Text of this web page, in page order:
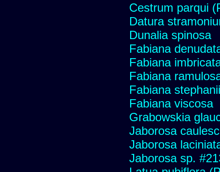
Cestrum parqui
Datura
Dunalia spinosa
Fabiana
Fabiana
Fabiana
Fabiana stephanii
Fabiana viscosa
Grabowskia
Jaborosa
Jaborosa
Jaborosa sp.